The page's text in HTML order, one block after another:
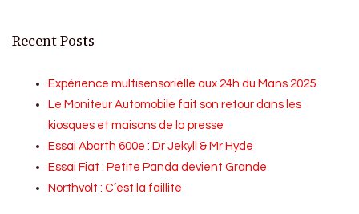
Recent Posts
Expérience multisensorielle aux 24h du Mans 2025
Le Moniteur Automobile fait son retour dans les
kiosques et maisons de la presse
Essai Abarth 600e : Dr Jekyll & Mr Hyde
Essai Fiat : Petite Panda devient Grande
Northvolt : C’est la faillite